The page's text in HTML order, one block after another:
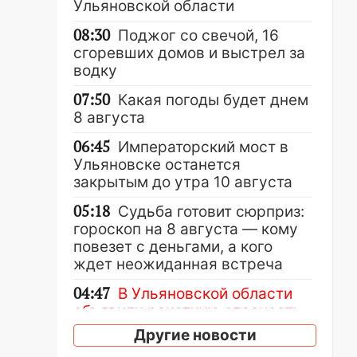
Ульяновской области
08:30 Поджог со свечой, 16
сгоревших домов и выстрел за
водку
07:50 Какая погоды будет днем
8 августа
06:45 Императорский мост в
Ульяновске останется
закрытым до утра 10 августа
05:18 Судьба готовит сюрприз:
гороскоп на 8 августа — кому
повезет с деньгами, а кого
ждет неожиданная встреча
04:47 В Ульяновской области
объявили ракетную опасность:
звучат сиреныДругие новости